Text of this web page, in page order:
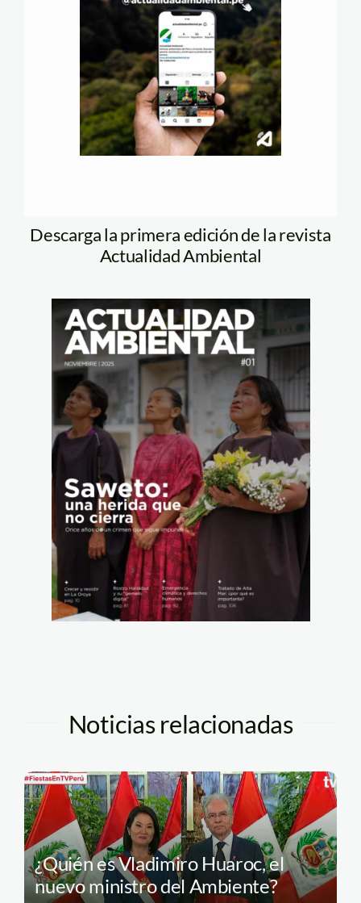
Descarga la primera edición de la revista
Actualidad Ambiental
Noticias relacionadas
¿Quién es Vladimiro Huaroc, el
nuevo ministro del Ambiente?